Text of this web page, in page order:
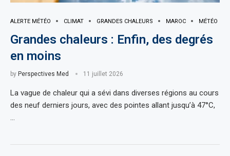
ALERTE MÉTÉO CLIMAT GRANDES CHALEURS MAROC MÉTÉO
Grandes chaleurs : Enfin, des degrés
en moins
by Perspectives Med 11 juillet 2026
La vague de chaleur qui a sévi dans diverses régions au cours
des neuf derniers jours, avec des pointes allant jusqu’à 47°C,
…